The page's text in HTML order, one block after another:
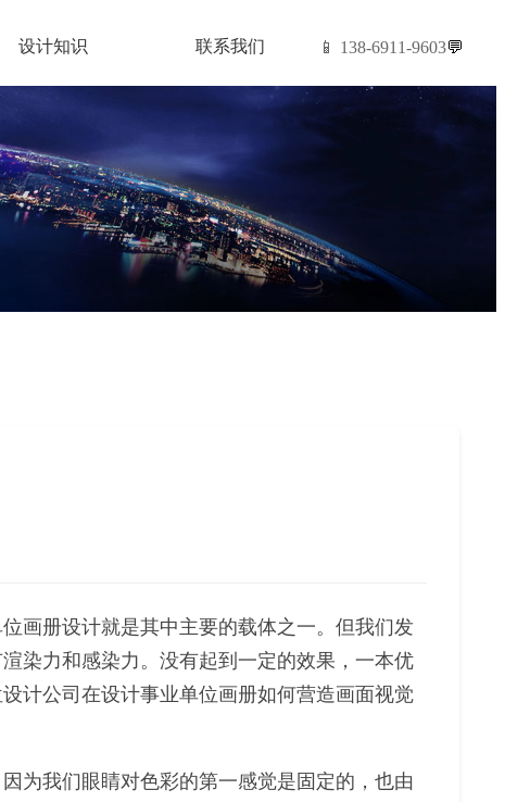
设计知识 联系我们 📱 138-6911-9603💬
画册设计就是其中主要的载体之一。但我们发
染力和感染力。没有起到一定的效果，一本优
计公司在设计事业单位画册如何营造画面视觉
为我们眼睛对色彩的第一感觉是固定的，也由